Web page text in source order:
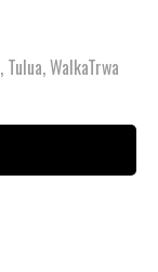
, Tulua,WalkaTrwa